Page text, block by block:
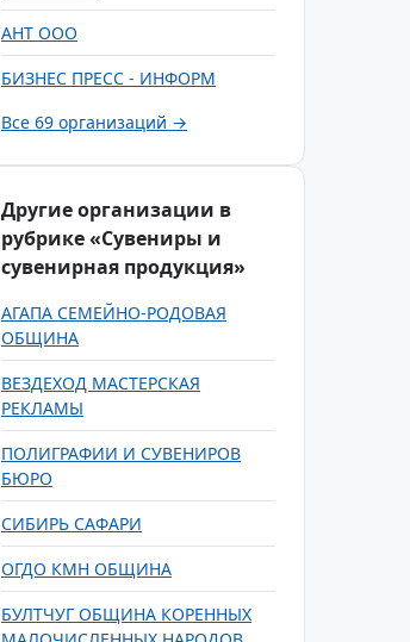
АНТ ООО
БИЗНЕС ПРЕСС - ИНФОРМ
Все 69 организаций →
Другие организации в
рубрике «Сувениры и
сувенирная продукция»
АГАПА СЕМЕЙНО-РОДОВАЯ
ОБЩИНА
ВЕЗДЕХОД МАСТЕРСКАЯ
РЕКЛАМЫ
ПОЛИГРАФИИ И СУВЕНИРОВ
БЮРО
СИБИРЬ САФАРИ
ОГДО КМН ОБЩИНА
БУЛТЧУГ ОБЩИНА КОРЕННЫХ